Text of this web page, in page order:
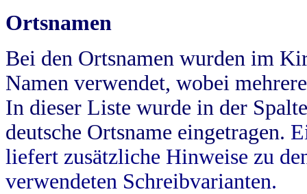
Ortsnamen
Bei den Ortsnamen wurden im
Namen verwendet, wobei
In dieser Liste wurde in der
deutsche Ortsname eingetragen.
liefert zusätzliche Hinweise zu
verwendeten Schreibvarianten.